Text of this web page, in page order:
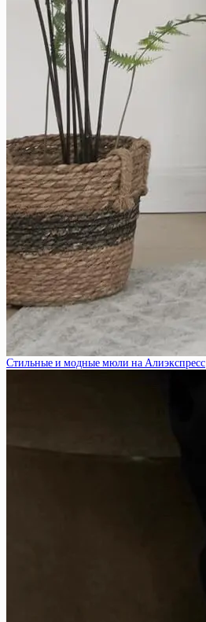
Стильные и модные мюли на Алиэкспресс